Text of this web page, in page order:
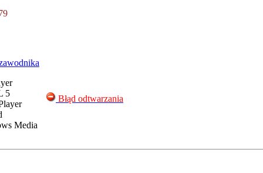
5
Media
Błąd odtwarzania